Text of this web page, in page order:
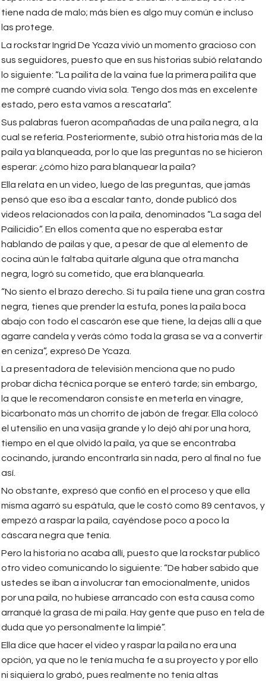
tiene nada de malo; más bien es algo muy común e incluso
las protege.
La rockstar Ingrid De Ycaza vivió un momento gracioso con
sus seguidores, puesto que en sus historias subió relatando
lo siguiente: “La pailita de la vaina fue la primera pailita que
me compré cuando vivía sola. Tengo dos más en excelente
estado, pero esta vamos a rescatarla”.
Sus palabras fueron acompañadas de una paila negra, a la
cual se refería. Posteriormente, subió otra historia más de la
paila ya blanqueada, por lo que las preguntas no se hicieron
esperar: ¿cómo hizo para blanquear la paila?
Ella relata en un video, luego de las preguntas, que jamás
pensó que eso iba a escalar tanto, donde publicó dos
videos relacionados con la paila, denominados “La saga del
Pailicidio”. En ellos comenta que no esperaba estar
hablando de pailas y que, a pesar de que al elemento de
cocina aún le faltaba quitarle alguna que otra mancha
negra, logró su cometido, que era blanquearla.
“No siento el brazo derecho. Si tu paila tiene una gran costra
negra, tienes que prender la estufa, pones la paila boca
abajo con todo el cascarón ese que tiene, la dejas allí a que
agarre candela y verás cómo toda la grasa se va a convertir
en ceniza”, expresó De Ycaza.
La presentadora de televisión menciona que no pudo
probar dicha técnica porque se enteró tarde; sin embargo,
la que le recomendaron consiste en meterla en vinagre,
bicarbonato más un chorrito de jabón de fregar. Ella colocó
el utensilio en una vasija grande y lo dejó ahí por una hora,
tiempo en el que olvidó la paila, ya que se encontraba
cocinando, jurando encontrarla sin nada, pero al final no fue
así.
No obstante, expresó que confió en el proceso y que ella
misma agarró su espátula, que le costó como 89 centavos, y
empezó a raspar la paila, cayéndose poco a poco la
cáscara negra que tenía.
Pero la historia no acaba allí, puesto que la rockstar publicó
otro video comunicando lo siguiente: “De haber sabido que
ustedes se iban a involucrar tan emocionalmente, unidos
por una paila, no hubiese arrancado con esta causa como
arranqué la grasa de mi paila. Hay gente que puso en tela de
duda que yo personalmente la limpié”.
Ella dice que hacer el video y raspar la paila no era una
opción, ya que no le tenía mucha fe a su proyecto y por ello
ni siquiera lo grabó, pues realmente no tenía altas